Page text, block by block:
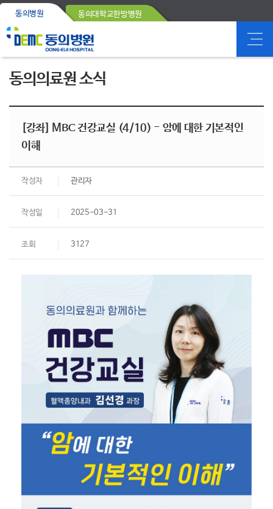
동의병원 동의대학교한방병원
동의의료원 소식
[강좌] MBC 건강교실 (4/10) - 암에 대한 기본적인
이해
작성자 관리자
작성일 2025-03-31
조회 3127